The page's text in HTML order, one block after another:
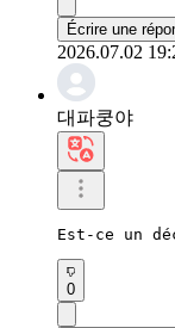
Écrire une
2026.07.02
대파쿵야
Est-ce un
0